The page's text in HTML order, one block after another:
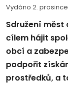
Vydáno 2. prosince
Sdružení měst
cílem hájit
obcí a
podpořit
prostředků, a